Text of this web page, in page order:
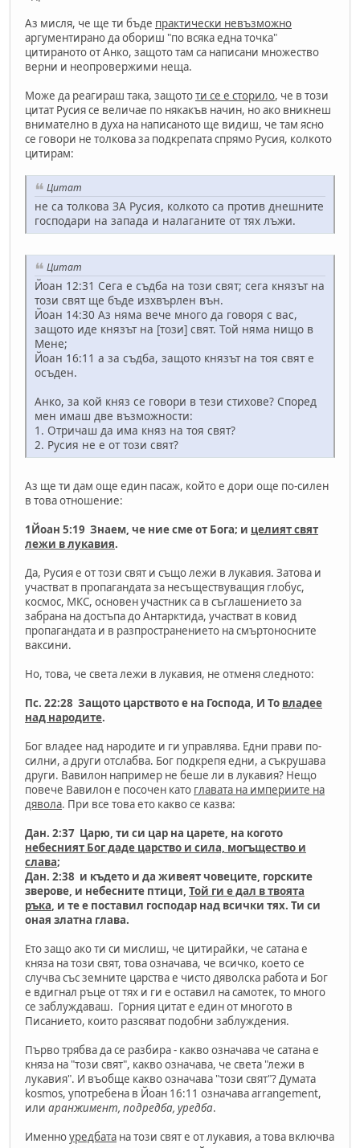
Аз мисля, че ще ти бъде практически невъзможно
аргументирано да обориш "по всяка една точка"
цитираното от Анко, защото там са написани множество
верни и неопровержими неща.
Може да реагираш така, защототи се е сторило, че в този
цитат Русия се величае по някакъв начин, но ако вникнеш
внимателно в духа на написаното ще видиш, че там ясно
се говори не толкова за подкрепата спрямо Русия, колкото
цитирам:
Цитат
не са толкова ЗА Русия, колкото са против днешните
господари на запада и налаганите от тях лъжи.
Цитат
Йоан 12:31 Сега е съдба на този свят; сега князът на
този свят ще бъде изхвърлен вън.
Йоан 14:30 Аз няма вече много да говоря с вас,
защото иде князът на [този] свят. Той няма нищо в
Мене;
Йоан 16:11 а за съдба, защото князът на тоя свят е
осъден.
Анко, за кой княз се говори в тези стихове? Според
мен имаш две възможности:
1. Отричаш да има княз на тоя свят?
2. Русия не е от този свят?
Аз ще ти дам още един пасаж, който е дори още по-силен
в това отношение:
1Йоан 5:19 Знаем, че ние сме от Бога; и целият свят
лежи в лукавия.
Да, Русия е от този свят и също лежи в лукавия. Затова и
участват в пропагандата за несъществуващия глобус,
космос, МКС, основен участник са в съглашението за
забрана на достъпа до Антарктида, участват в ковид
пропагандата и в разпространението на смъртоносните
ваксини.
Но, това, че света лежи в лукавия, не отменя следното:
Пс. 22:28 Защото царството е на Господа, И То владее
над народите.
Бог владее над народите и ги управлява. Едни прави по-
силни, а други отслабва. Бог подкрепя едни, а съкрушава
други. Вавилон например не беше ли в лукавия? Нещо
повече Вавилон е посочен като главата на империите на
дявола. При все това ето какво се казва:
Дан. 2:37 Царю, ти си цар на царете, на когото
небесният Бог даде царство и сила, могъщество и
слава;
Дан. 2:38 и където и да живеят човеците, горските
зверове, и небесните птици, Той ги е дал в твоята
ръка , и те е поставил господар над всички тях. Ти си
оная златна глава.
Ето защо ако ти си мислиш, че цитирайки, че сатана е
княза на този свят, това означава, че всичко, което се
случва със земните царства е чисто дяволска работа и Бог
е вдигнал ръце от тях и ги е оставил на самотек, то много
се заблуждаваш. Горния цитат е един от многото в
Писанието, които разсяват подобни заблуждения.
Първо трябва да се разбира - какво означава че сатана е
княза на "този свят", какво означава, че света "лежи в
лукавия". И въобще какво означава "този свят"? Думата
kosmos, употребена в Йоан 16:11 означава arrangement,
или аранжимент, подредба, уредба.
Именноуредбата на този свят е от лукавия, а това включва